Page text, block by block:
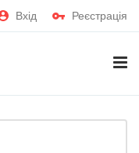
Вхід Реєстрація